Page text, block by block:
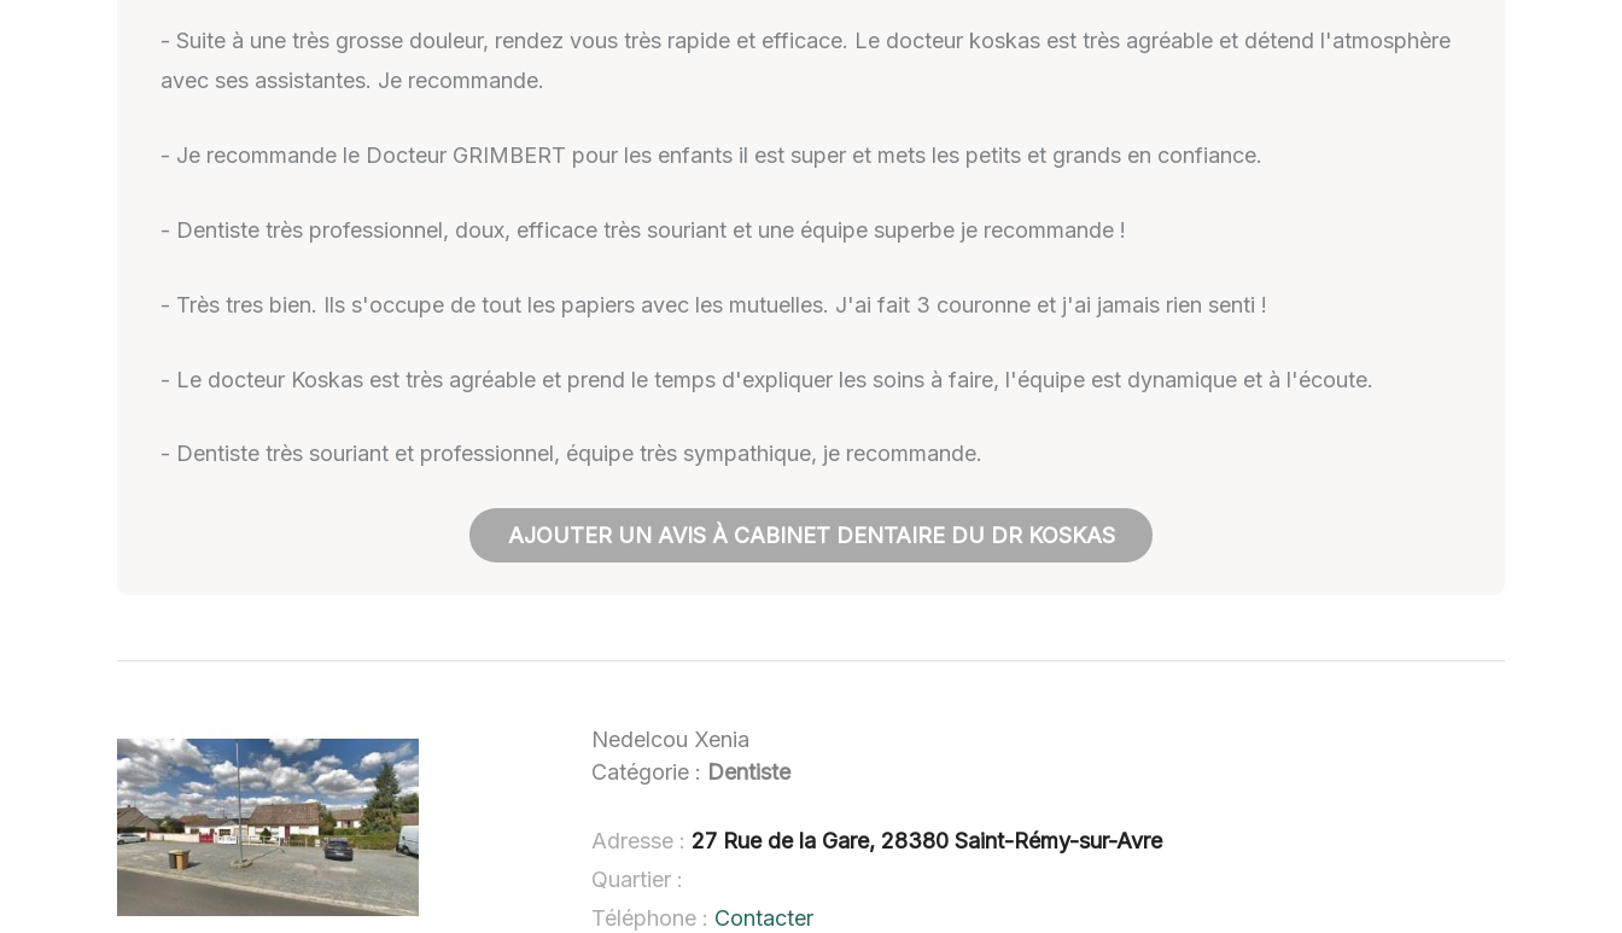
- Suite à une très grosse douleur, rendez vous très rapide et efficace. Le docteur koskas est très agréable et détend l'atmosphère
avec ses assistantes. Je recommande.
- Je recommande le Docteur GRIMBERT pour les enfants il est super et mets les petits et grands en confiance.
- Dentiste très professionnel, doux, efficace très souriant et une équipe superbe je recommande !
- Très tres bien. Ils s'occupe de tout les papiers avec les mutuelles. J'ai fait 3 couronne et j'ai jamais rien senti !
- Le docteur Koskas est très agréable et prend le temps d'expliquer les soins à faire, l'équipe est dynamique et à l'écoute.
- Dentiste très souriant et professionnel, équipe très sympathique, je recommande.
AJOUTER UN AVIS À CABINET DENTAIRE DU DR KOSKAS
Nedelcou Xenia
Catégorie : Dentiste
Adresse : 27 Rue de la Gare, 28380 Saint-Rémy-sur-Avre
Quartier :
Téléphone : Contacter